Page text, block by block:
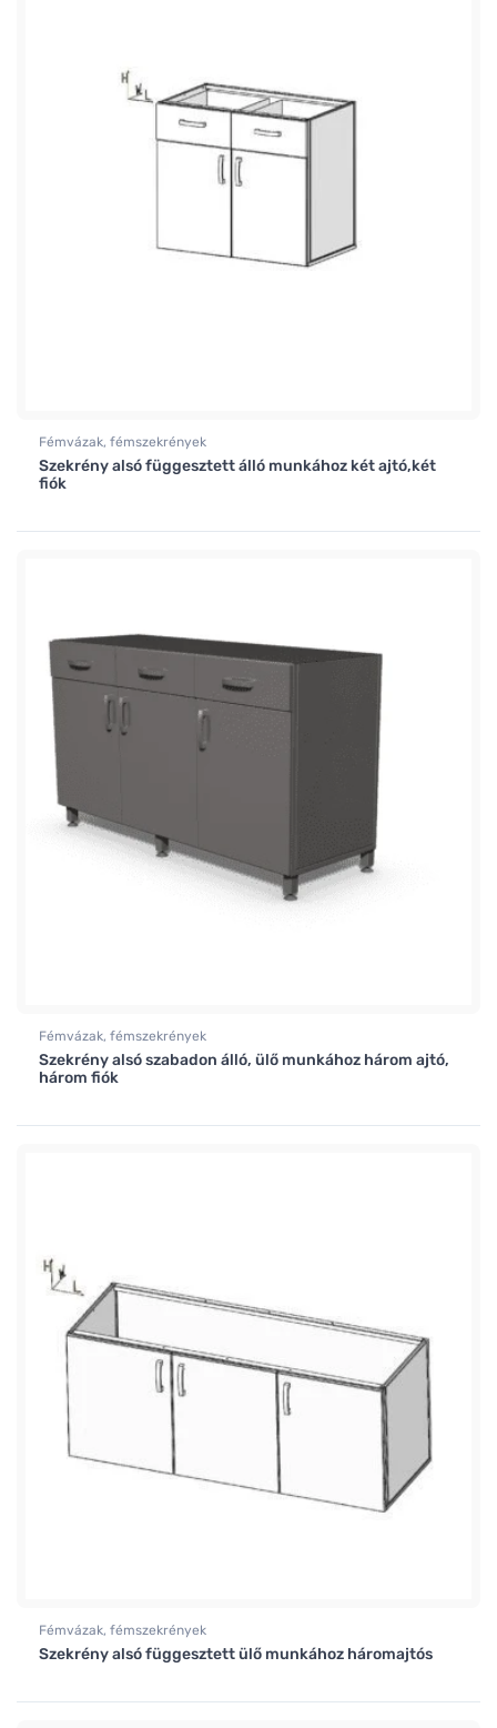
Fémvázak, fémszekrények
Szekrény alsó függesztett álló munkához két ajtó,két
fiók
Fémvázak, fémszekrények
Szekrény alsó szabadon álló, ülő munkához három ajtó,
három fiók
Fémvázak, fémszekrények
Szekrény alsó függesztett ülő munkához háromajtós